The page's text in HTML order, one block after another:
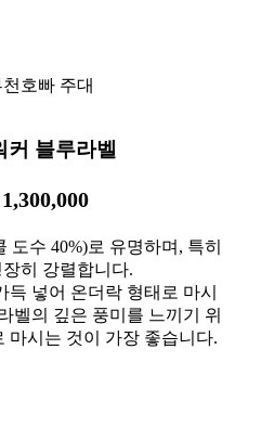
커 블루라벨
도수 40%)로 유명하며, 특히
히 강렬합니다.
득 넣어 온더락 형태로 마시
벨의 깊은 풍미를 느끼기 위
마시는 것이 가장 좋습니다.